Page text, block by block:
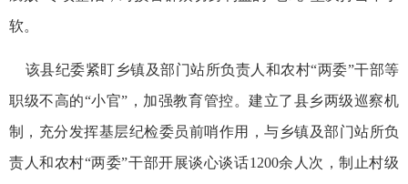
软。
该县纪委紧盯乡镇及部门站所负责人和农村“两委”干部等
职级不高的“小官”，加强教育管控。建立了县乡两级巡察机
制，充分发挥基层纪检委员前哨作用，与乡镇及部门站所负
责人和农村“两委”干部开展谈心谈话1200余人次，制止村级